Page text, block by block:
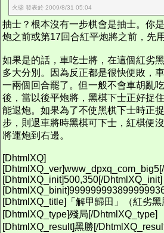
火柴 發表於 2009/8/31 05:04
抽士？根本沒有一步棋會是抽士。你
炮之前或第17回合紅平炮將之前，先
如果是的話，車吃士將，在這個紅劣
多大分別。因為反正都是很快便敗，
一兩個回合罷了。但一般不會車胡亂
後，當以後平炮將，黑棋下士正好捉
能退炮。如果為了不使黑棋下士時正
步，則退車將時黑棋可下士，紅棋便
將運炮到右邊。
[DhtmlXQ]
[DhtmlXQ_init]500,350[/DhtmlXQ_init]
[DhtmlXQ_title]「解甲歸田」（紅劣
[DhtmlXQ_type]殘局[/DhtmlXQ_type]
[DhtmlXQ_result]黑勝[/